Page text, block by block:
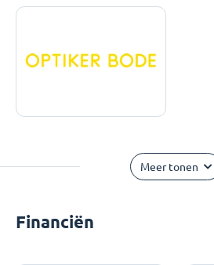
Meer tonen
Financiën